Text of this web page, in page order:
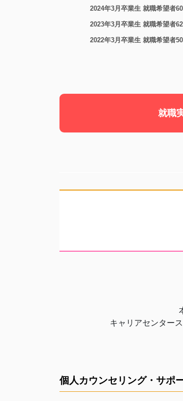
2024年3月卒業生 就職希望者
2023年3月卒業生 就職希望者
2022年3月卒業生 就職希望者
就職
キャリアセンター
個人カウンセリング・サポ